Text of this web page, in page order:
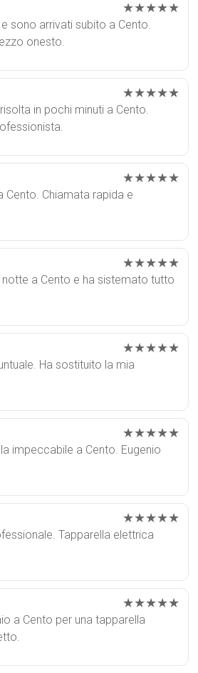
★★★★★
sono arrivati subito a Cento.
onesto.
★★★★★
in pochi minuti a Cento.
★★★★★
Cento. Chiamata rapida e
★★★★★
notte a Cento e ha sistemato tutto
★★★★★
Ha sostituito la mia
★★★★★
impeccabile a Cento. Eugenio
★★★★★
Tapparella elettrica
★★★★★
a Cento per una tapparella